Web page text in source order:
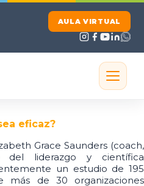
AULA VIRTUAL
principal
eficaz?
Grace Saunders (coach,
del liderazgo y científica
un estudio de 195
más de 30 organizaciones